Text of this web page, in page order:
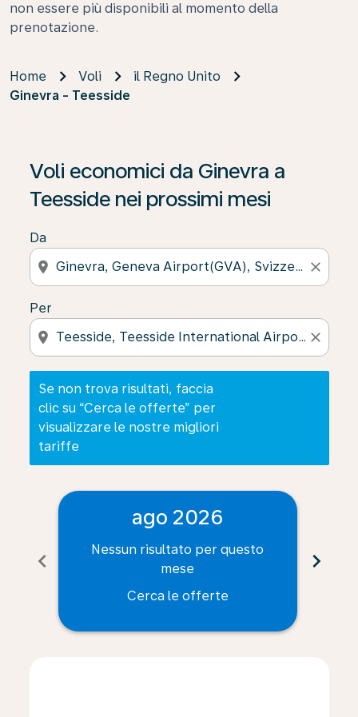
non essere più disponibili al momento della
prenotazione.
Home Voli
il Regno Unito
Ginevra - Teesside
Voli economici da Ginevra a
Teesside nei prossimi mesi
Da
location_on close
Per
location_on close
Se non trova risultati, faccia
clic su “Cerca le offerte” per
visualizzare le nostre migliori
tariffe
Se non trova risultati, faccia clic su “Cerca le offerte”
chevron_left
ago 2026
Nessun risultato per questo
mese
Cerca le offerte
chevron_right